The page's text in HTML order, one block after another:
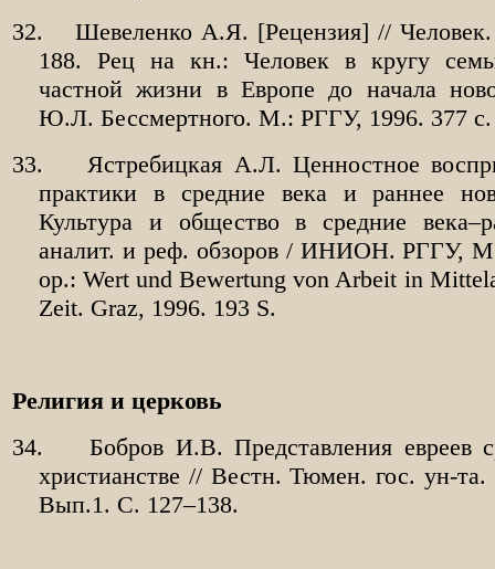
32.
Шевеленко А.Я. [Рецензия] //
188. Рец на кн.: Человек в кругу
частной жизни в Европе до начала
Ю.Л. Бессмертного. М.: РГГУ, 1996. 377 с.
33.
Ястребицкая А.Л. Ценностное
практики в средние века и раннее
Культура и общество в средние
аналит. и реф. обзоров / ИНИОН. РГГУ,
op.: Wert und Bewertung von Arbeit in
Zeit. Graz, 1996. 193 S.
Религия и церковь
34.
Бобров И.В. Представления евреев
христианстве // Вестн. Тюмен. гос. ун-
Вып.1. С. 127–138.